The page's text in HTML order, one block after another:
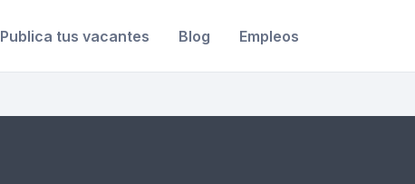
Publica tus vacantes Blog Empleos